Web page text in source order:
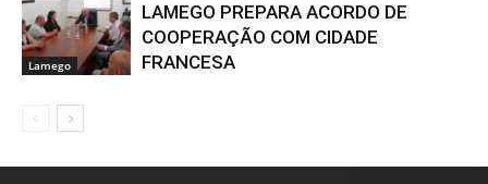
Lamego
LAMEGO PREPARA ACORDO DE
COOPERAÇÃO COM CIDADE
FRANCESA